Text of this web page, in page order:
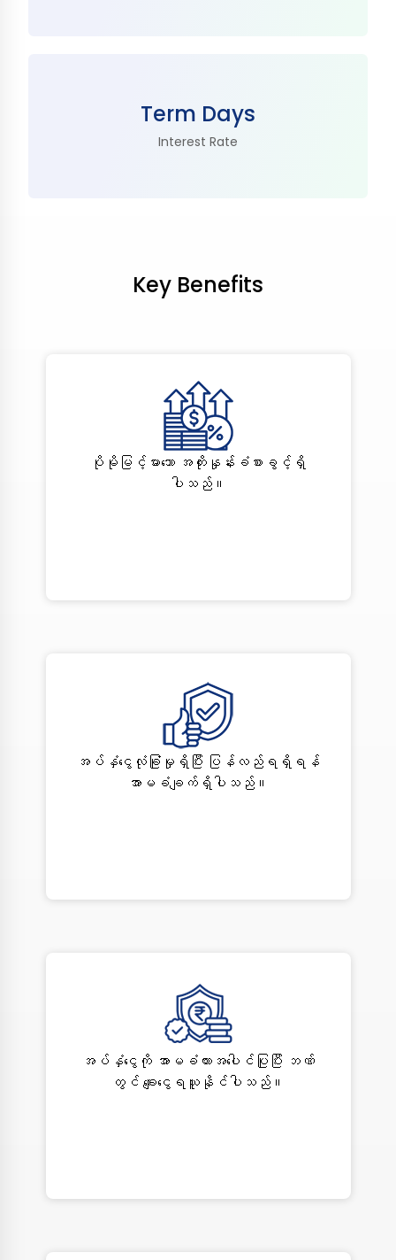
Term Days
Interest Rate
Key Benefits
ပိုမိုမြင့်မားသော အတိုးနှုန်းခံစားခွင့်ရှိ
ပါသည်။
အပ်နှံငွေလုံခြုံမှုရှိပြီး ပြန်လည်ရရှိရန်
အာမခံချက်ရှိပါသည်။
အပ်နှံငွေကို အာမခံထားအပေါင်ပြုပြီး ဘဏ်
တွင် ချေးငွေရယူနိုင်ပါသည်။